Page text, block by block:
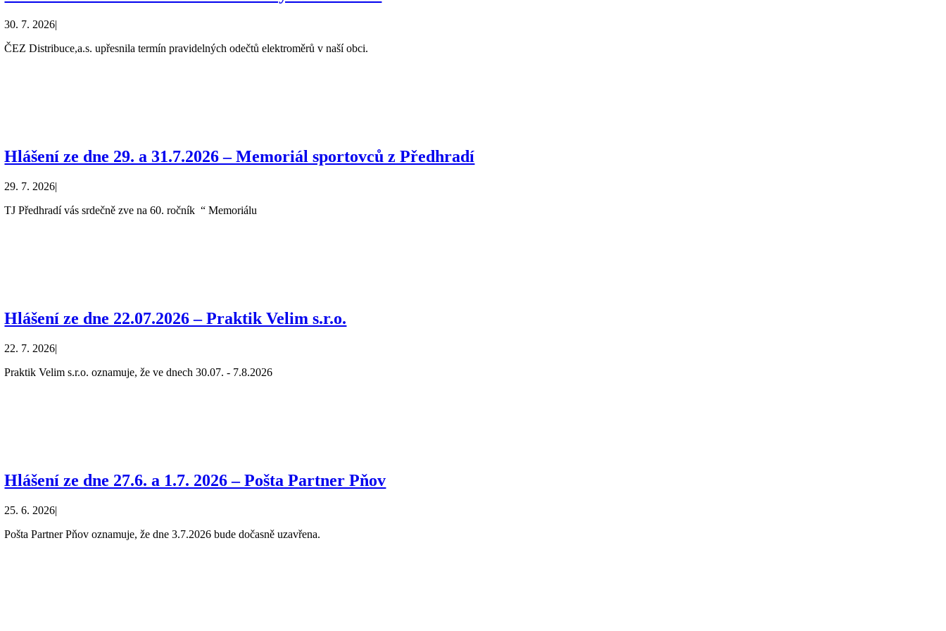
30. 7. 2026|
ČEZ Distribuce,a.s. upřesnila termín pravidelných odečtů elektroměrů v naší obci.
Hlášení ze dne 29. a 31.7.2026 – Memoriál sportovců z Předhradí
29. 7. 2026|
TJ Předhradí vás srdečně zve na 60. ročník “ Memoriálu
Hlášení ze dne 22.07.2026 – Praktik Velim s.r.o.
22. 7. 2026|
Praktik Velim s.r.o. oznamuje, že ve dnech 30.07. - 7.8.2026
Hlášení ze dne 27.6. a 1.7. 2026 – Pošta Partner Pňov
25. 6. 2026|
Pošta Partner Pňov oznamuje, že dne 3.7.2026 bude dočasně uzavřena.